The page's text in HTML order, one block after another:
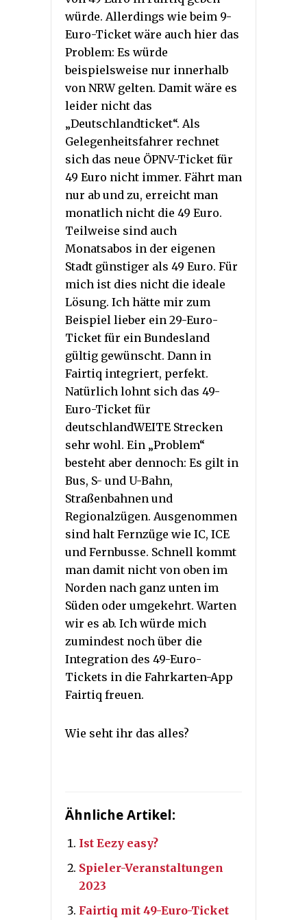
würde. Allerdings wie beim 9-
Euro-Ticket wäre auch hier das
Problem: Es würde
beispielsweise nur innerhalb
von NRW gelten. Damit wäre es
leider nicht das
„Deutschlandticket“. Als
Gelegenheitsfahrer rechnet
sich das neue ÖPNV-Ticket für
49 Euro nicht immer. Fährt man
nur ab und zu, erreicht man
monatlich nicht die 49 Euro.
Teilweise sind auch
Monatsabos in der eigenen
Stadt günstiger als 49 Euro. Für
mich ist dies nicht die ideale
Lösung. Ich hätte mir zum
Beispiel lieber ein 29-Euro-
Ticket für ein Bundesland
gültig gewünscht. Dann in
Fairtiq integriert, perfekt.
Natürlich lohnt sich das 49-
Euro-Ticket für
deutschlandWEITE Strecken
sehr wohl. Ein „Problem“
besteht aber dennoch: Es gilt in
Bus, S- und U-Bahn,
Straßenbahnen und
Regionalzügen. Ausgenommen
sind halt Fernzüge wie IC, ICE
und Fernbusse. Schnell kommt
man damit nicht von oben im
Norden nach ganz unten im
Süden oder umgekehrt. Warten
wir es ab. Ich würde mich
zumindest noch über die
Integration des 49-Euro-
Tickets in die Fahrkarten-App
Fairtiq freuen.
Wie seht ihr das alles?
Ähnliche Artikel:
Ist Eezy easy?
Spieler-Veranstaltungen
2023
Fairtiq mit 49-Euro-Ticket